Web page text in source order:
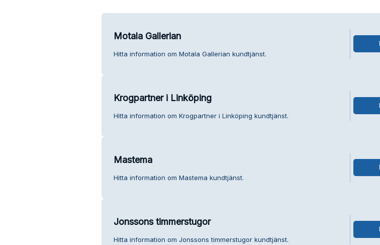
Motala Gallerian
Hitta information om Motala Gallerian kundtjänst.
Krogpartner i Linköping
Hitta information om Krogpartner i Linköping kundtjänst.
Mastema
Hitta information om Mastema kundtjänst.
Jonssons timmerstugor
Hitta information om Jonssons timmerstugor kundtjänst.